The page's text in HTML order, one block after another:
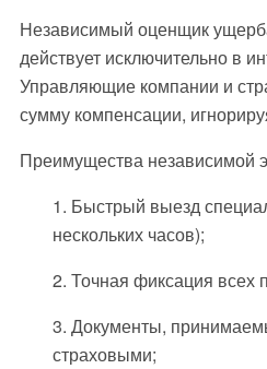
Независимый оценщик
действует исключительно в
Управляющие компании и
сумму компенсации,
Преимущества независимой
1. Быстрый выезд
нескольких часов);
2. Точная фиксация всех
3. Документы,
страховыми;